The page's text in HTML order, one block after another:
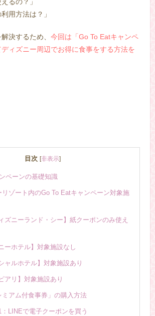
用方法は？」
決するため、 今回は「Go To Eatキャンペ
ィズニー周辺でお得に食事をする方法を
目次 [非表示]
ペーンの基礎知識
ゾート内のGo To Eatキャンペーン対象施
ズニーランド・シー】紙クーポンのみ使え
ーホテル】対象施設なし
ャルホテル】対象施設あり
アリ】対象施設あり
アム付食事券」の購入方法
LINEで電子クーポンを買う